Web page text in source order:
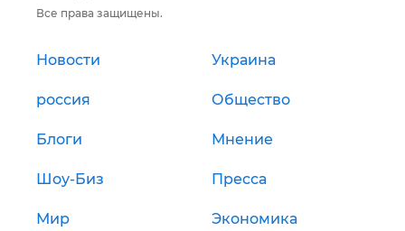
Все права защищены.
Новости Украина
россия Общество
Блоги Мнение
Шоу-Биз Пресса
Мир Экономика